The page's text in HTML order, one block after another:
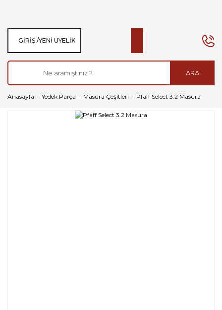
ARA
GIRIŞ /YENI ÜYELIK
Anasayfa Yedek Parça Masura Çeşitleri Pfaff Select 3.2 Masura